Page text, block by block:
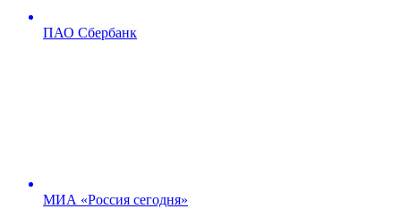
ПАО Сбербанк
МИА «Россия сегодня»